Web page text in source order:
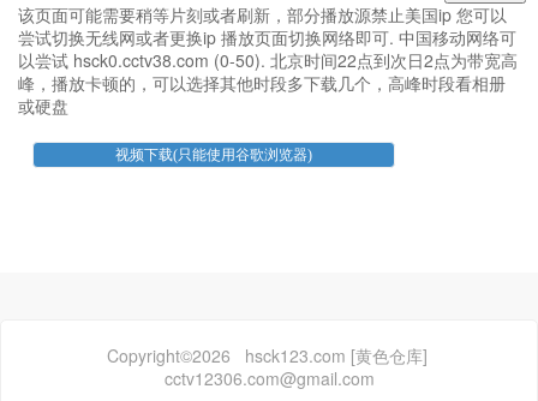
该页面可能需要稍等片刻或者刷新，部分播放源禁止美国ip 您可以
尝试切换无线网或者更换ip 播放页面切换网络即可. 中国移动网络可
以尝试 hsck0.cctv38.com (0-50). 北京时间22点到次日2点为带宽高
峰，播放卡顿的，可以选择其他时段多下载几个，高峰时段看相册
或硬盘
Copyright©2026 hsck123.com [黄色仓库]
cctv12306.com@gmail.com